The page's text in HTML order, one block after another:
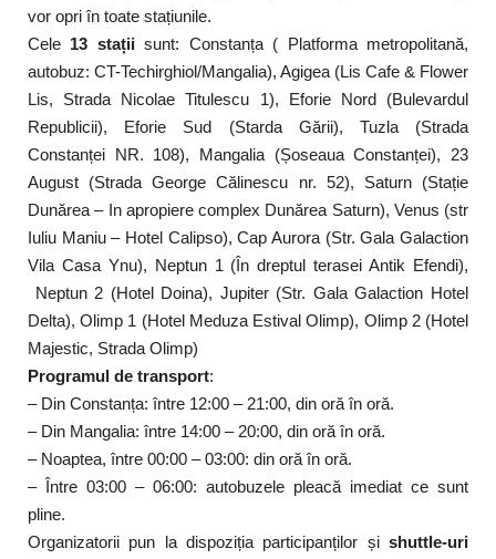
vor opri în toate stațiunile.
Cele 13 stațiisunt: Constanța ( Platforma metropolitană,
autobuz: CT-Techirghiol/Mangalia), Agigea (Lis Cafe & Flower
Lis, Strada Nicolae Titulescu 1), Eforie Nord (Bulevardul
Republicii), Eforie Sud (Starda Gării), Tuzla (Strada
Constanței NR. 108), Mangalia (Șoseaua Constanței), 23
August (Strada George Călinescu nr. 52), Saturn (Stație
Dunărea – In apropiere complex Dunărea Saturn), Venus (str
Iuliu Maniu – Hotel Calipso), Cap Aurora (Str. Gala Galaction
Vila Casa Ynu), Neptun 1 (În dreptul terasei Antik Efendi),
Neptun 2 (Hotel Doina), Jupiter (Str. Gala Galaction Hotel
Delta), Olimp 1 (Hotel Meduza Estival Olimp), Olimp 2 (Hotel
Majestic, Strada Olimp)
Programul de transport:
– Din Constanța: între 12:00 – 21:00, din oră în oră.
– Din Mangalia: între 14:00 – 20:00, din oră în oră.
– Noaptea, între 00:00 – 03:00: din oră în oră.
– Între 03:00 – 06:00: autobuzele pleacă imediat ce sunt
pline.
Organizatorii pun la dispoziția participanților și shuttle-uri